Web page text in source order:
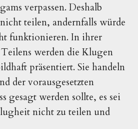
verpassen. Deshalb
teilen, andernfalls würde
funktionieren. In ihrer
werden die Klugen
präsentiert. Sie handeln
der vorausgesetzten
gesagt werden sollte, es sei
nicht zu teilen und